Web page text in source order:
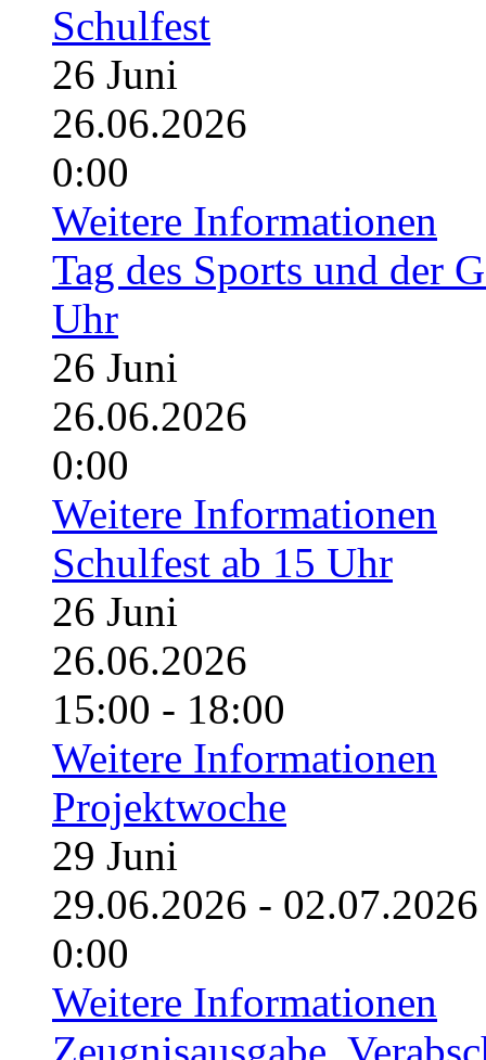
Schulfest
26 Juni
26.06.2026
0:00
Weitere Informationen
Tag des Sports und der
Uhr
26 Juni
26.06.2026
0:00
Weitere Informationen
Schulfest ab 15 Uhr
26 Juni
26.06.2026
15:00 - 18:00
Weitere Informationen
Projektwoche
29 Juni
29.06.2026 -
0:00
Weitere Informationen